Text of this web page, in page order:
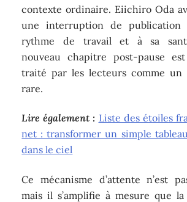
contexte ordinaire. Eiichiro Oda
une interruption de publication
rythme de travail et à sa
nouveau chapitre post-pause est
traité par les lecteurs comme un
rare.
Lire également : Liste des étoiles
net : transformer un simple
dans le ciel
Ce mécanisme d’attente n’est
mais il s’amplifie à mesure que la